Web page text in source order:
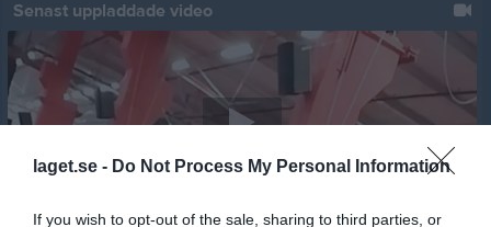
laget.se - Do Not Process My Personal Information
If you wish to opt-out of the sale, sharing to third parties, or
Senast uppladdade video
Jumpyard 2019 - 11